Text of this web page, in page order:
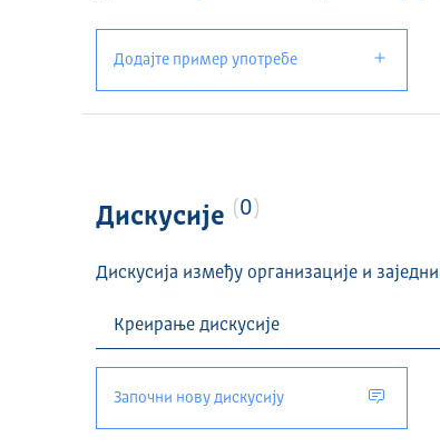
Додајте пример употребе
Дискусије 0
Дискусија између организације и
Започни нову дискусију